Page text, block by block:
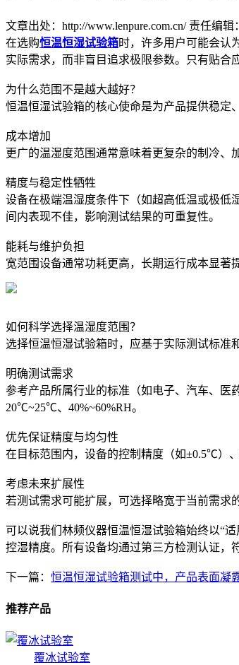
文章出处：http://www.lenpure.com.cn/ 责任编辑
在选购恒温恒湿试验箱时，许多用户可能会认
实际需求，而非盲目追求极限参数。只有贴合
为什么范围不是越大越好？
恒温恒湿试验箱的核心使命是为产品提供稳定
成本增加
更广的温湿度范围通常意味着更复杂的制冷
精度与稳定性牺牲
设备在极端温湿度条件下（如超高低温或极
间内表现不佳，影响测试结果的可重复性。
能耗与维护负担
宽范围设备通常功耗更高，长期运行成本显著
如何科学选择温湿度范围？
选择恒温恒湿试验箱时，应基于实际测试标准
明确测试需求
参考产品所属行业的标准（如电子、汽车、
20℃~25℃、40%~60%RH。
优先保证精度与均匀性
在目标范围内，设备的控制精度（如±0.5℃）
考虑未来扩展性
若测试需求可能扩展，可选择略宽于当前需
可以说我们林频仪器恒温恒湿试验箱始终以“
控湿精度。所有设备均通过第三方检测认证，
下一篇： 恒温恒湿试验箱测试中，产品表面凝
推荐产品
覆冰试验室